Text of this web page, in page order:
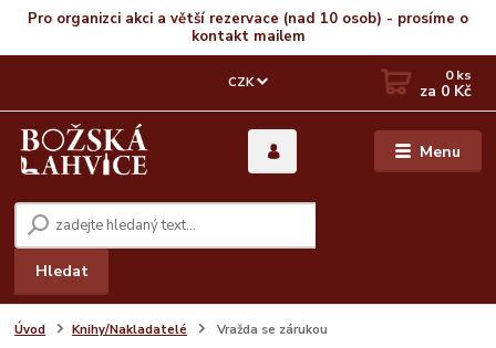
Pro organizci akci a větší rezervace (nad 10 osob) - prosíme o
kontakt mailem
Menu
CZK
Hledat
0ks
za 0 Kč
Úvod Knihy/Nakladatelé Vražda se zárukou